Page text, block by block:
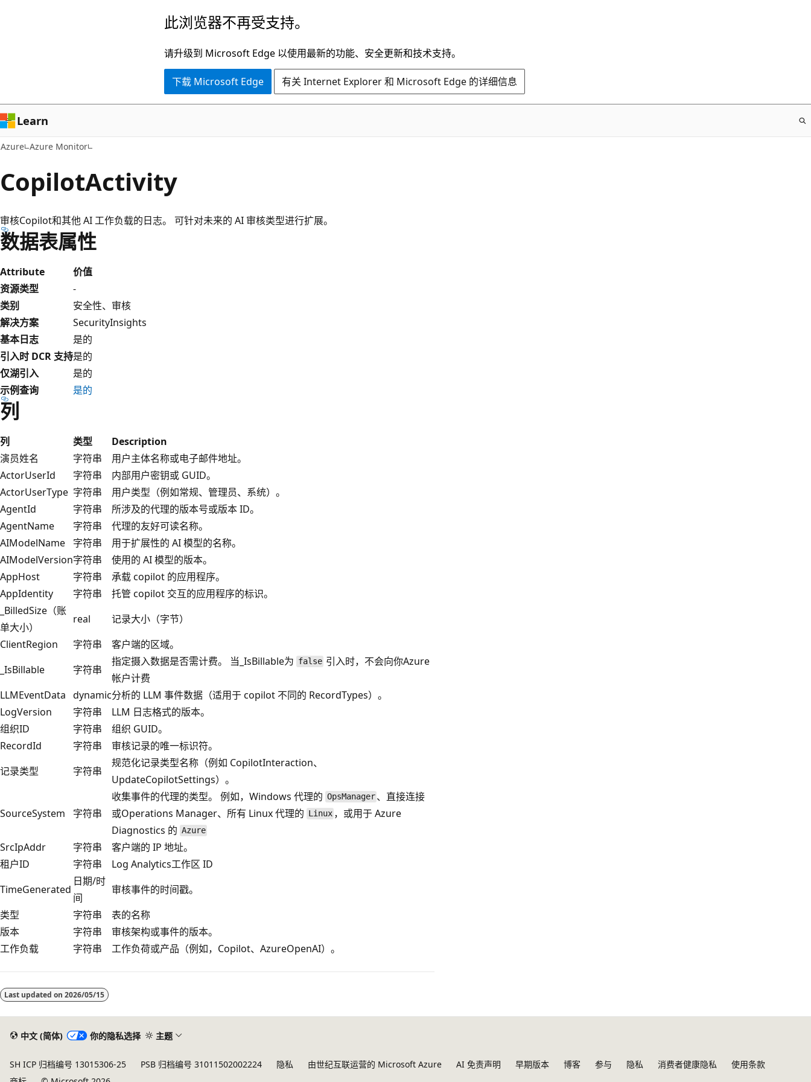
容
此浏览器不再受支持。
请升级到 Microsoft Edge 以使用最新的功能、安全更新和技术支持。
下载 Microsoft Edge 有关 Internet Explorer 和 Microsoft Edge 的详细信息
Learn
Azure Azure Monitor
CopilotActivity
审核Copilot和其他 AI 工作负载的日志。 可针对未来的 AI 审核类型进行扩展。
数据表属性
Attribute
价值
资源类型
-
类别
安全性、审核
解决方案
SecurityInsights
基本日志
是的
引入时 DCR 支持是的
仅湖引入
是的
示例查询
是的
列
列 类型
Description
演员姓名
字符串
用户主体名称或电子邮件地址。
ActorUserId
字符串
内部用户密钥或 GUID。
ActorUserType 字符串
用户类型（例如常规、管理员、系统）。
AgentId
字符串
所涉及的代理的版本号或版本 ID。
AgentName
字符串
代理的友好可读名称。
AIModelName
字符串
用于扩展性的 AI 模型的名称。
AIModelVersion字符串
使用的 AI 模型的版本。
AppHost
字符串
承载 copilot 的应用程序。
AppIdentity
字符串
托管 copilot 交互的应用程序的标识。
_BilledSize（账
单大小）
real
记录大小（字节）
ClientRegion
字符串
客户端的区域。
_IsBillable
字符串
指定摄入数据是否需计费。 当_IsBillable为 false 引入时，不会向你Azure
帐户计费
LLMEventData dynamic分析的 LLM 事件数据（适用于 copilot 不同的 RecordTypes）。
LogVersion
字符串
LLM 日志格式的版本。
组织ID
字符串
组织 GUID。
RecordId
字符串
审核记录的唯一标识符。
记录类型
字符串
规范化记录类型名称（例如 CopilotInteraction、
UpdateCopilotSettings）。
SourceSystem 字符串
收集事件的代理的类型。 例如，Windows 代理的 OpsManager 、直接连接
或Operations Manager、所有 Linux 代理的 Linux ，或用于 Azure
Diagnostics 的 Azure
SrcIpAddr 字符串
客户端的 IP 地址。
租户ID
字符串
Log Analytics工作区 ID
TimeGenerated
日期/时
间
审核事件的时间戳。
类型
字符串
表的名称
版本
字符串
审核架构或事件的版本。
工作负载
字符串
工作负荷或产品（例如，Copilot、AzureOpenAI）。
模
式
Last updated on 2026/05/15
中文 (简体) 你的隐私选择 主题
SH ICP 归档编号 13015306-25 PSB 归档编号 31011502002224 隐私 由世纪互联运营的 Microsoft Azure AI 免责声明 早期版本 博客 参与 隐私 消费者健康隐私
使用条款